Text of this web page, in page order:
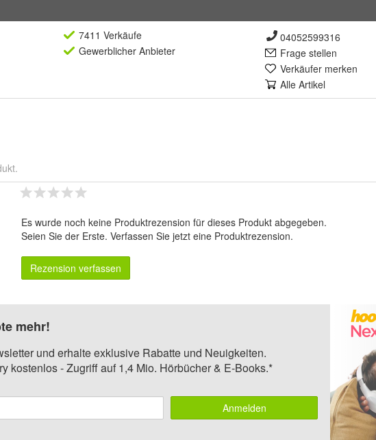
7411 Verkäufe
Gewerblicher Anbieter
04052599316
Frage stellen
Verkäufer merken
Alle Artikel
Es wurde noch keine Produktrezension für dieses Produkt abgegeben.
Seien Sie der Erste. Verfassen Sie jetzt eine Produktrezension.
Rezension verfassen
mehr!
und erhalte exklusive Rabatte und Neuigkeiten.
kostenlos - Zugriff auf 1,4 Mio. Hörbücher & E-Books.*
Anmelden